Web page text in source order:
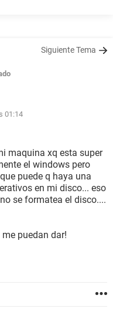
Siguiente Tema
01:14
maquina xq esta super
el windows pero
puede q haya una
en mi disco... eso
se formatea el disco....
puedan dar!